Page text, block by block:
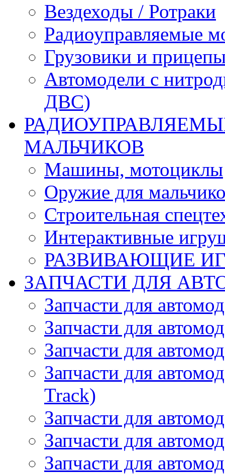
Вездеходы / Ротраки
Радиоуправляемые
Грузовики и
Автомодели с
ДВС)
МАЛЬЧИКОВ
Машины, мотоциклы
Оружие для
Строительная
Интерактивные
РАЗВИВАЮЩИЕ
ЗАПЧАСТИ ДЛЯ
Запчасти для
Запчасти для
Запчасти для
Запчасти для
Track)
Запчасти для
Запчасти для
Запчасти для